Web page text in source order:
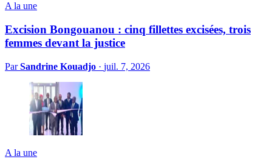
A la une
Excision Bongouanou : cinq fillettes excisées, trois
femmes devant la justice
ParSandrine Kouadjo · juil. 7, 2026
A la une